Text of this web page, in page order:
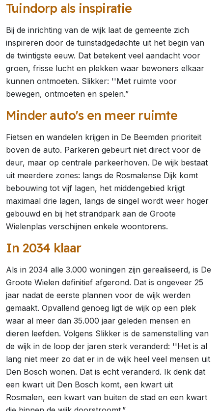
Tuindorp als inspiratie
Bij de inrichting van de wijk laat de gemeente zich
inspireren door de tuinstadgedachte uit het begin van
de twintigste eeuw. Dat betekent veel aandacht voor
groen, frisse lucht en plekken waar bewoners elkaar
kunnen ontmoeten. Slikker: ''Met ruimte voor
bewegen, ontmoeten en spelen.”
Minder auto's en meer ruimte
Fietsen en wandelen krijgen in De Beemden prioriteit
boven de auto. Parkeren gebeurt niet direct voor de
deur, maar op centrale parkeerhoven. De wijk bestaat
uit meerdere zones: langs de Rosmalense Dijk komt
bebouwing tot vijf lagen, het middengebied krijgt
maximaal drie lagen, langs de singel wordt weer hoger
gebouwd en bij het strandpark aan de Groote
Wielenplas verschijnen enkele woontorens.
In 2034 klaar
Als in 2034 alle 3.000 woningen zijn gerealiseerd, is De
Groote Wielen definitief afgerond. Dat is ongeveer 25
jaar nadat de eerste plannen voor de wijk werden
gemaakt. Opvallend genoeg ligt de wijk op een plek
waar al meer dan 35.000 jaar geleden mensen en
dieren leefden. Volgens Slikker is de samenstelling van
de wijk in de loop der jaren sterk veranderd: ''Het is al
lang niet meer zo dat er in de wijk heel veel mensen uit
Den Bosch wonen. Dat is echt veranderd. Ik denk dat
een kwart uit Den Bosch komt, een kwart uit
Rosmalen, een kwart van buiten de stad en een kwart